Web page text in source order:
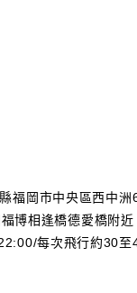
福岡市中央區西中洲
博相逢橋德愛橋附近
每次飛行約30至